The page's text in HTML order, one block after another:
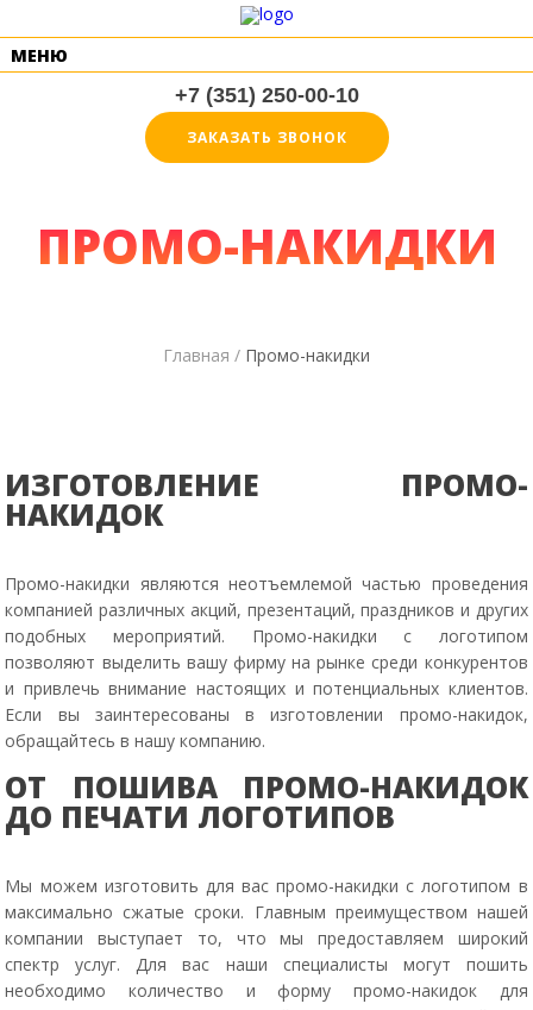
МЕНЮ
+7 (351) 250-00-10
ЗАКАЗАТЬ ЗВОНОК
ПРОМО-НАКИДКИ
Главная / Промо-накидки
ИЗГОТОВЛЕНИЕ ПРОМО-
НАКИДОК
Промо-накидки являются неотъемлемой частью проведения
компанией различных акций, презентаций, праздников и других
подобных мероприятий. Промо-накидки с логотипом
позволяют выделить вашу фирму на рынке среди конкурентов
и привлечь внимание настоящих и потенциальных клиентов.
Если вы заинтересованы в изготовлении промо-накидок,
обращайтесь в нашу компанию.
ОТ ПОШИВА ПРОМО-НАКИДОК
ДО ПЕЧАТИ ЛОГОТИПОВ
Мы можем изготовить для вас промо-накидки с логотипом в
максимально сжатые сроки. Главным преимуществом нашей
компании выступает то, что мы предоставляем широкий
спектр услуг. Для вас наши специалисты могут пошить
необходимо количество и форму промо-накидок для